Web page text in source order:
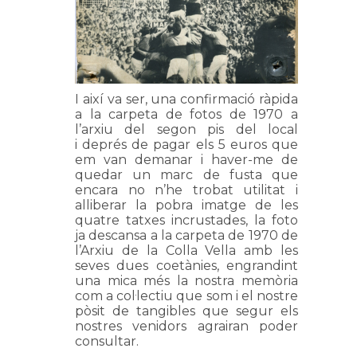
I així va ser, una confirmació ràpida
a la carpeta de fotos de 1970 a
l’arxiu del segon pis del local
i deprés de pagar els 5 euros que
em van demanar i haver-me de
quedar un marc de fusta que
encara no n’he trobat utilitat i
alliberar la pobra imatge de les
quatre tatxes incrustades, la foto
ja descansa a la carpeta de 1970 de
l’Arxiu de la Colla Vella amb les
seves dues coetànies, engrandint
una mica més la nostra memòria
com a col·lectiu que som i el nostre
pòsit de tangibles que segur els
nostres venidors agrairan poder
consultar.